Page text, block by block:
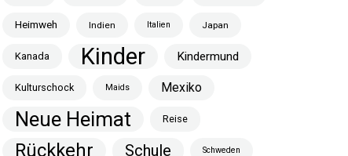
Heimweh Indien Italien Japan
Kanada Kinder Kindermund
Kulturschock Maids Mexiko
Neue Heimat Reise
Rückkehr Schule Schweden